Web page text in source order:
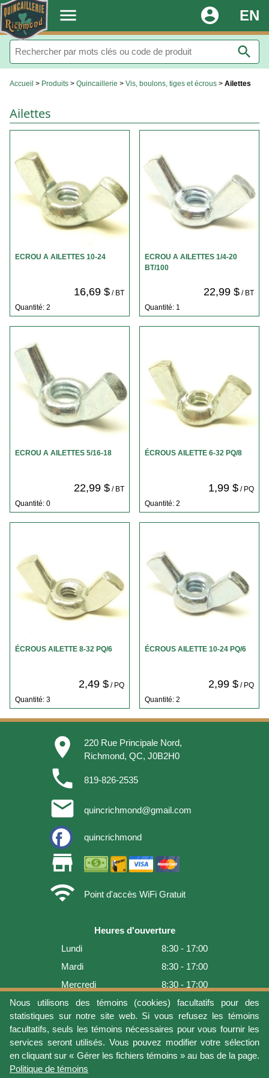
. menu EN
account_circle
search
Nous utilisons des témoins (cookies) facultatifs pour des
statistiques sur notre site web. Si vous refusez les témoins
facultatifs, seuls les témoins nécessaires pour vous fournir les
services seront utilisés. Vous pouvez modifier votre sélection
en cliquant sur « Gérer les fichiers témoins » au bas de la page.
Politique de témoins
Accueil > Produits > Quincaillerie > Vis, boulons, tiges et écrous > Ailettes
Ailettes
ECROU A AILETTES 10-24
16,69 $/ BT
Quantité: 2
ECROU A AILETTES 1/4-20
BT/100
22,99 $/ BT
Quantité: 1
ECROU A AILETTES 5/16-18
22,99 $/ BT
Quantité: 0
ÉCROUS AILETTE 6-32 PQ/8
1,99 $/ PQ
Quantité: 2
ÉCROUS AILETTE 8-32 PQ/6
2,49 $/ PQ
Quantité: 3
ÉCROUS AILETTE 10-24 PQ/6
2,99 $/ PQ
Quantité: 2
place
220 Rue Principale Nord,
Richmond, QC, J0B2H0
phone 819-826-2535
email quincrichmond@gmail.com
quincrichmond
store
wifi
Point d'accès WiFi Gratuit
Heures d'ouverture
Lundi
8:30 - 17:00
Mardi
8:30 - 17:00
Mercredi
8:30 - 17:00
Jeudi
8:30 - 17:00
Vendredi
8:30 - 17:00
Samedi
9:00 - 16:00
Dimanche
Fermé